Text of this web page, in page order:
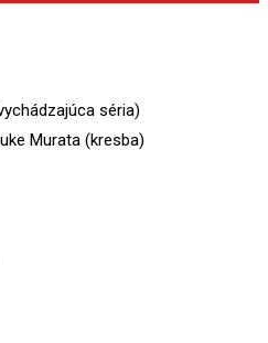
séria)
Murata (kresba)